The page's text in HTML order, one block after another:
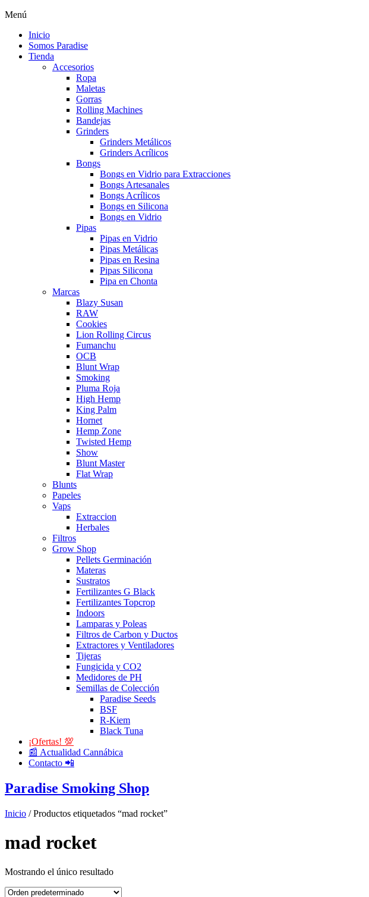
Menú
Inicio
Somos Paradise
Tienda
Accesorios
Ropa
Maletas
Gorras
Rolling Machines
Bandejas
Grinders
Grinders Metálicos
Grinders Acrílicos
Bongs
Bongs en Vidrio para Extracciones
Bongs Artesanales
Bongs Acrílicos
Bongs en Silicona
Bongs en Vidrio
Pipas
Pipas en Vidrio
Pipas Metálicas
Pipas en Resina
Pipas Silicona
Pipa en Chonta
Marcas
Blazy Susan
RAW
Cookies
Lion Rolling Circus
Fumanchu
OCB
Blunt Wrap
Smoking
Pluma Roja
High Hemp
King Palm
Hornet
Hemp Zone
Twisted Hemp
Show
Blunt Master
Flat Wrap
Blunts
Papeles
Vaps
Extraccion
Herbales
Filtros
Grow Shop
Pellets Germinación
Materas
Sustratos
Fertilizantes G Black
Fertilizantes Topcrop
Indoors
Lamparas y Poleas
Filtros de Carbon y Ductos
Extractores y Ventiladores
Tijeras
Fungicida y CO2
Medidores de PH
Semillas de Colección
Paradise Seeds
BSF
R-Kiem
Black Tuna
¡Ofertas! 💯
📰 Actualidad Cannábica
Contacto 📲
Paradise Smoking Shop
Inicio / Productos etiquetados “mad rocket”
mad rocket
Mostrando el único resultado